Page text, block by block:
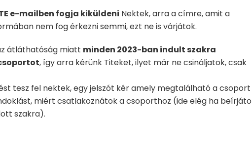
e-mailben fogja kiküldeni Nektek, arra a címre, amit a
nem fog érkezni semmi, ezt ne is várjátok.
átláthatóság miatt minden 2023-ban indult szakra
, így arra kérünk Titeket, ilyet már ne csináljatok, csak
tesz fel nektek, egy jelszót kér amely megtalálható a csoport
miért csatlakoznátok a csoporthoz (ide elég ha
szakra).